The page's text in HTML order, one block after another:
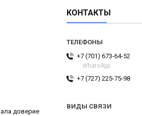
доверие
КОНТАКТЫ
+7 (701) 673-64-52
WhatsApp
+7 (727) 225-75-98